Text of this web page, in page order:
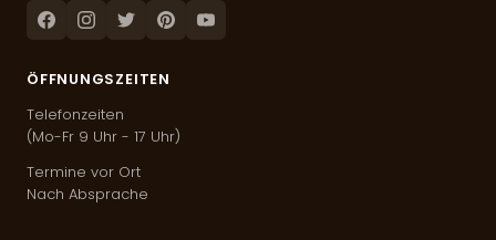
FacebookInstagram
TwitterPinterestYoutube
ÖFFNUNGSZEITEN
Telefonzeiten
(Mo-Fr 9 Uhr - 17 Uhr)
Termine vor Ort
Nach Absprache